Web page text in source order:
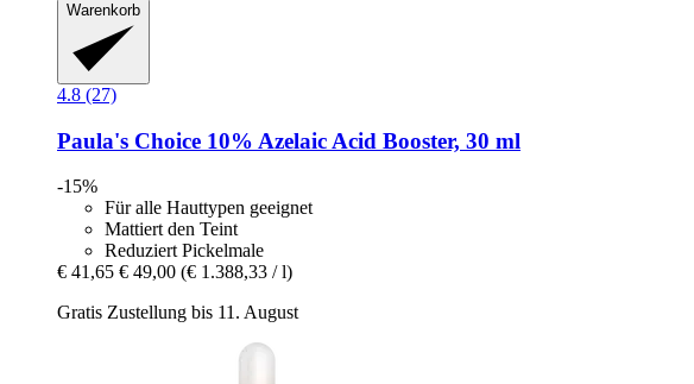
Warenkorb
4.8 (27)
Paula's Choice 10% Azelaic Acid Booster, 30 ml
-15%
Für alle Hauttypen geeignet
Mattiert den Teint
Reduziert Pickelmale
€ 41,65 € 49,00 (€ 1.388,33 / l)
Gratis Zustellung bis 11. August